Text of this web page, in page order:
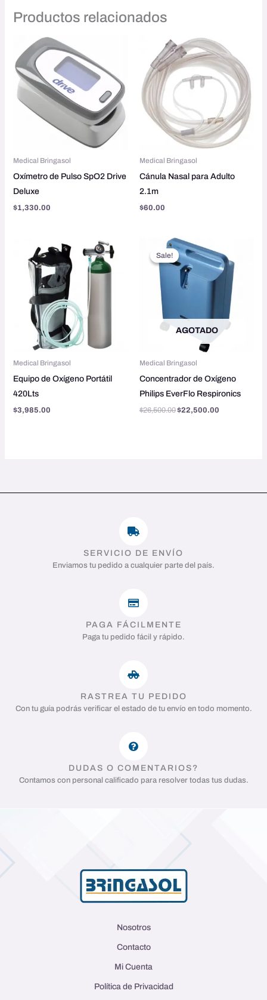
Productos relacionados
Medical Bringasol
Oxímetro de Pulso SpO2 Drive
Deluxe
$1,330.00
Medical Bringasol
Cánula Nasal para Adulto
2.1m
$60.00
Medical Bringasol
Equipo de Oxígeno Portátil
420Lts
$3,985.00
Sale!
AGOTADO
Sale!
Medical Bringasol
Concentrador de Oxígeno
Philips EverFlo Respironics
$26,500.00
Original
price
was:
$26,500.00.
$22,500.00
price
is:
$22,500.00.
SERVICIO DE ENVÍO
Enviamos tu pedido a cualquier parte del país.
PAGA FÁCILMENTE
Paga tu pedido fácil y rápido.
RASTREA TU PEDIDO
Con tu guía podrás verificar el estado de tu envío en todo momento.
DUDAS O COMENTARIOS?
Contamos con personal calificado para resolver todas tus dudas.
Nosotros
Contacto
Mi Cuenta
Política de Privacidad